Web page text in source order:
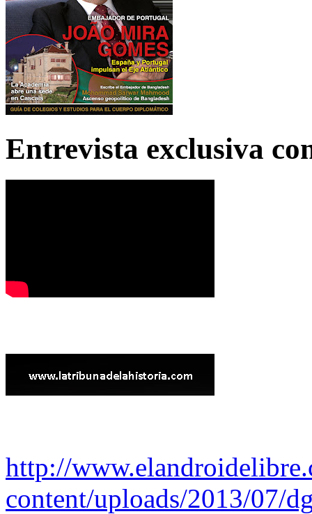
Entrevista exclusiva
http://
content/uploads/2013/07/